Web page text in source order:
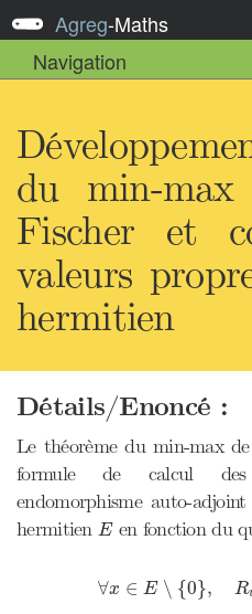
Agreg-Maths
Navigation
du min-
Fischer et
valeurs
hermitien
Détails/Enoncé :
Le théorème du min-max
formule de calcul
endomorphisme auto-adjoint
hermitien E
Een fonction du
∀x ∈ E ∖ {0}, R